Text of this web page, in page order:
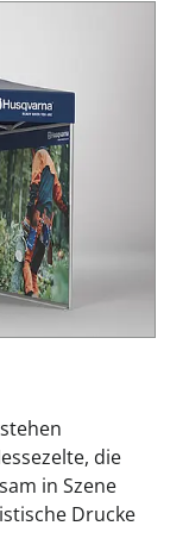
die
in Szene
Drucke